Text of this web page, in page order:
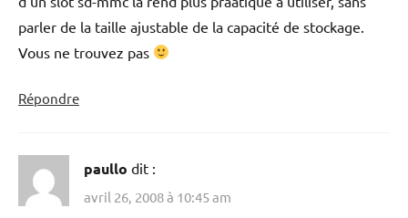
parler de la taille ajustable de la capacité de stockage.
Vous ne trouvez pas
Répondre
paullo dit :
avril 26, 2008 à 10:45 am